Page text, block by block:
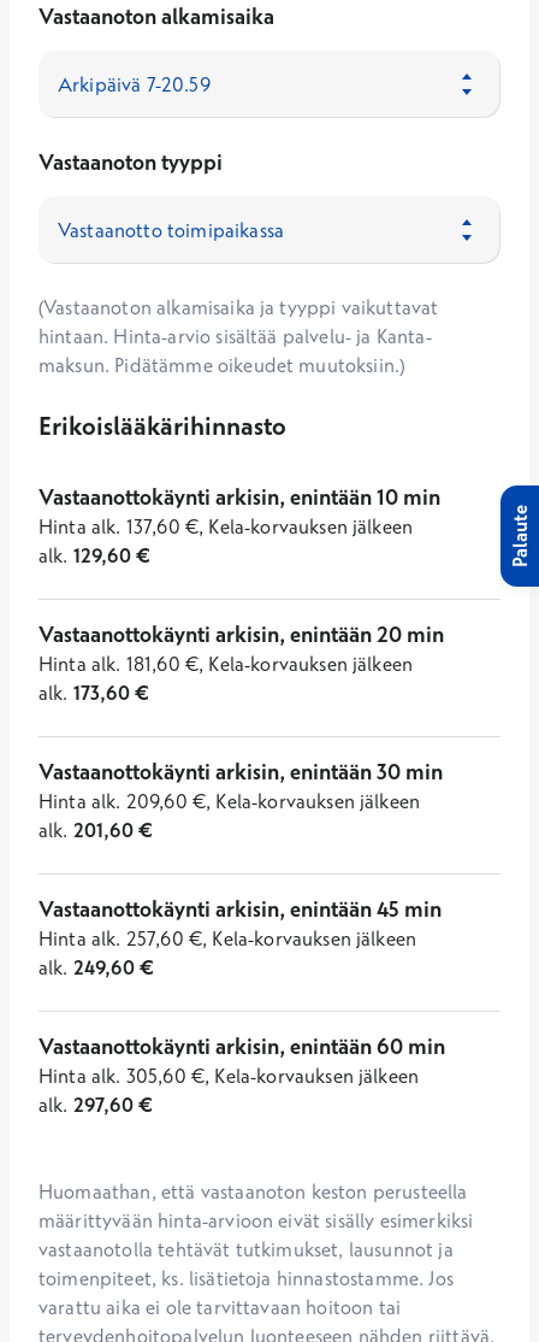
Vastaanoton alkamisaika
Vastaanoton tyyppi
(Vastaanoton alkamisaika ja tyyppi vaikuttavat
hintaan. Hinta-arvio sisältää palvelu- ja Kanta-
maksun. Pidätämme oikeudet muutoksiin.)
Erikoislääkärihinnasto
Vastaanottokäynti arkisin, enintään 10 min
Hinta alk. 137,60 €, Kela-korvauksen jälkeen
alk. 129,60€
Vastaanottokäynti arkisin, enintään 20 min
Hinta alk. 181,60 €, Kela-korvauksen jälkeen
alk. 173,60€
Vastaanottokäynti arkisin, enintään 30 min
Hinta alk. 209,60 €, Kela-korvauksen jälkeen
alk. 201,60€
Vastaanottokäynti arkisin, enintään 45 min
Hinta alk. 257,60 €, Kela-korvauksen jälkeen
alk. 249,60€
Vastaanottokäynti arkisin, enintään 60 min
Hinta alk. 305,60 €, Kela-korvauksen jälkeen
alk. 297,60€
Huomaathan, että vastaanoton keston perusteella
määrittyvään hinta-arvioon eivät sisälly esimerkiksi
vastaanotolla tehtävät tutkimukset, lausunnot ja
toimenpiteet, ks. lisätietoja hinnastostamme. Jos
varattu aika ei ole tarvittavaan hoitoon tai
terveydenhoitopalvelun luonteeseen nähden riittävä,
Palaute